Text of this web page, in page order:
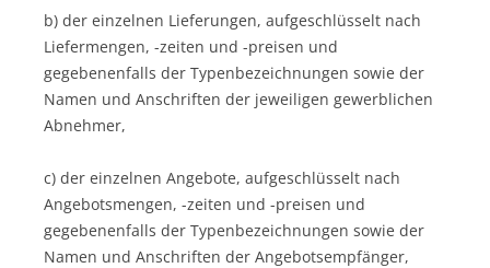
b) der einzelnen Lieferungen, aufgeschlüsselt nach
Liefermengen, -zeiten und -preisen und
gegebenenfalls der Typenbezeichnungen sowie der
Namen und Anschriften der jeweiligen gewerblichen
Abnehmer,
c) der einzelnen Angebote, aufgeschlüsselt nach
Angebotsmengen, -zeiten und -preisen und
gegebenenfalls der Typenbezeichnungen sowie der
Namen und Anschriften der Angebotsempfänger,